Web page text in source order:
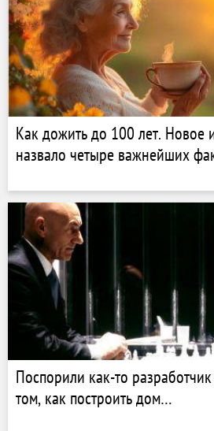
Как дожить до 100 лет. Новое
назвало четыре важнейших
Поспорили как-то
том, как построить дом…